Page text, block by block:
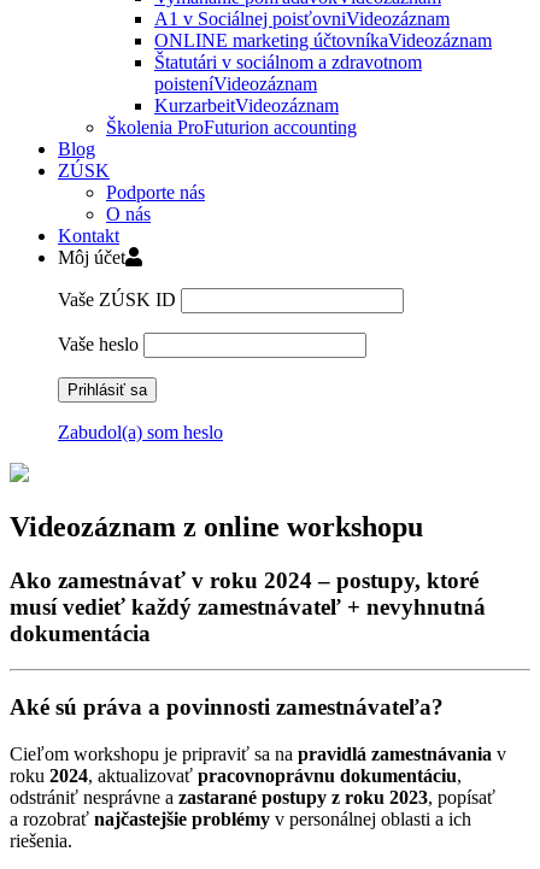
A1 v Sociálnej poisťovniVideozáznam
ONLINE marketing účtovníkaVideozáznam
Štatutári v sociálnom a zdravotnom
poisteníVideozáznam
KurzarbeitVideozáznam
Školenia ProFuturion accounting
Blog
ZÚSK
Podporte nás
O nás
Kontakt
Môj účet
Vaše ZÚSK ID
Vaše heslo
Zabudol(a) som heslo
Skip
content
Videozáznam z online workshopu
Ako zamestnávať v roku 2024 – postupy, ktoré
musí vedieť každý zamestnávateľ + nevyhnutná
dokumentácia
Aké sú práva a povinnosti zamestnávateľa?
Cieľom workshopu je pripraviť sa na pravidlá zamestnávania v
roku 2024, aktualizovať pracovnoprávnu dokumentáciu,
odstrániť nesprávne a zastarané postupy z roku 2023, popísať
a rozobrať najčastejšie problémy v personálnej oblasti a ich
riešenia.